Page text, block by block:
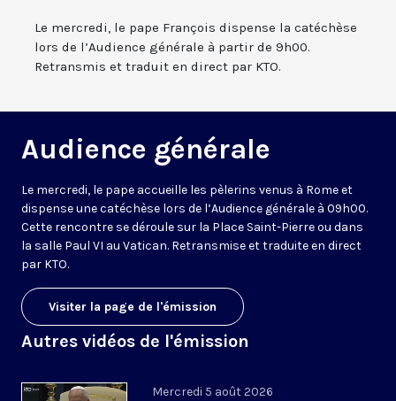
Le mercredi, le pape François dispense la catéchèse
lors de l’Audience générale à partir de 9h00.
Retransmis et traduit en direct par KTO.
Audience générale
Le mercredi, le pape accueille les pèlerins venus à Rome et
dispense une catéchèse lors de l’Audience générale à 09h00.
Cette rencontre se déroule sur la Place Saint-Pierre ou dans
la salle Paul VI au Vatican. Retransmise et traduite en direct
par KTO.
Visiter la page de l'émission
Autres vidéos de l'émission
Mercredi 5 août 2026